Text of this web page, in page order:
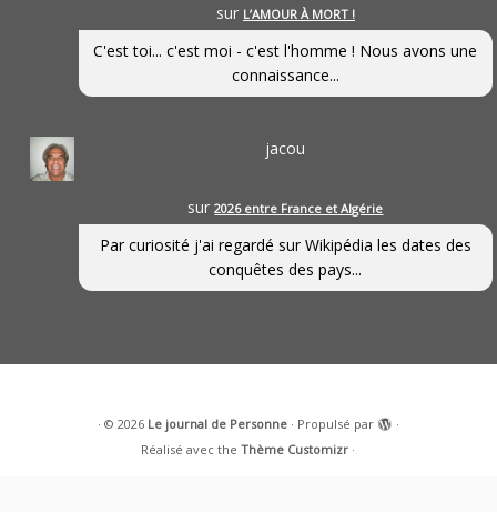
sur L’AMOUR À MORT !
C'est toi... c'est moi - c'est l'homme ! Nous avons une
connaissance...
jacou
sur2026 entre France et Algérie
Par curiosité j'ai regardé sur Wikipédia les dates des
conquêtes des pays...
· © 2026 Le journal de Personne· Propulsé par
·
Réalisé avec theThème Customizr ·